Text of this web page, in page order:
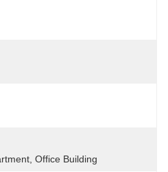
Office Building